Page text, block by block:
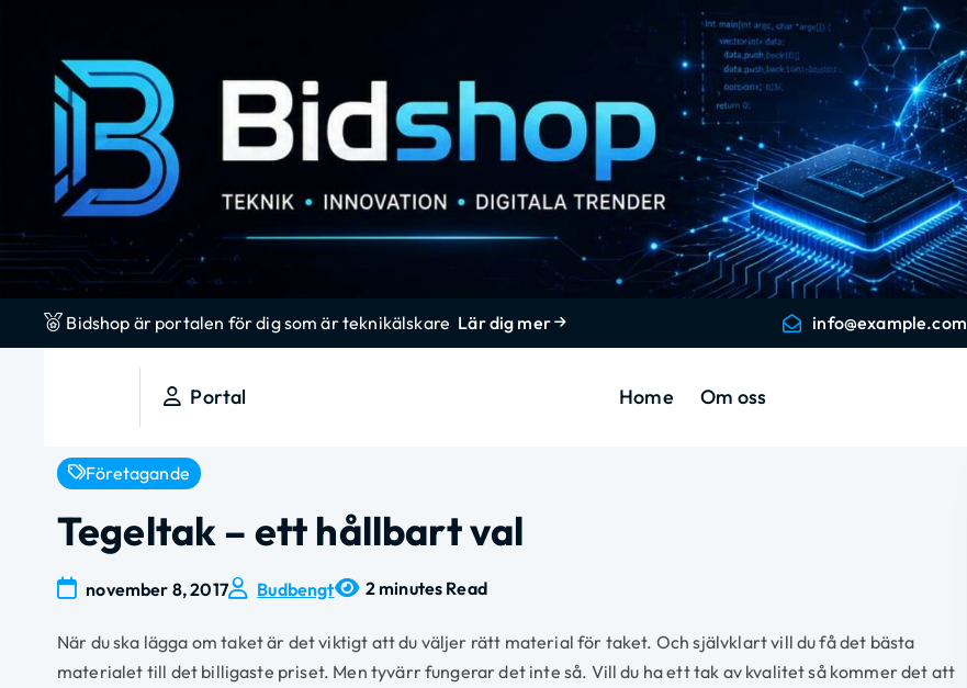
Bidshop är portalen för dig som är teknikälskare Lär dig mer info@example.com
Bidshop
Portal Home Om oss
Företagande
Tegeltak – ett hållbart val
november 8, 2017 Budbengt 2 minutes Read
När du ska lägga om taket är det viktigt att du väljer rätt material för taket. Och självklart vill du få det bästa
materialet till det billigaste priset. Men tyvärr fungerar det inte så. Vill du ha ett tak av kvalitet så kommer det att